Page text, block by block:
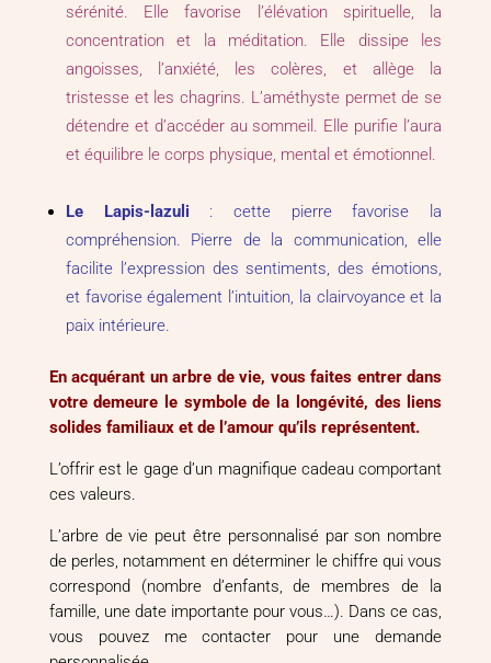
sérénité. Elle favorise l’élévation spirituelle, la
concentration et la méditation. Elle dissipe les
angoisses, l’anxiété, les colères, et allège la
tristesse et les chagrins. L’améthyste permet de se
détendre et d’accéder au sommeil. Elle purifie l’aura
et équilibre le corps physique, mental et émotionnel.
Le Lapis-lazuli : cette pierre favorise la
compréhension. Pierre de la communication, elle
facilite l’expression des sentiments, des émotions,
et favorise également l’intuition, la clairvoyance et la
paix intérieure.
En acquérant un arbre de vie, vous faites entrer dans
votre demeure le symbole de la longévité, des liens
solides familiaux et de l’amour qu’ils représentent.
L’offrir est le gage d’un magnifique cadeau comportant
ces valeurs.
L’arbre de vie peut être personnalisé par son nombre
de perles, notamment en déterminer le chiffre qui vous
correspond (nombre d’enfants, de membres de la
famille, une date importante pour vous…). Dans ce cas,
vous pouvez me contacter pour une demande